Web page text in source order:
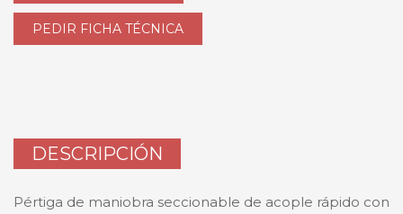
PEDIR FICHA TÉCNICA
DESCRIPCIÓN
Pértiga de maniobra seccionable de acople rápido con